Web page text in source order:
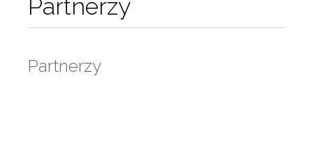
Partnerzy
Partnerzy